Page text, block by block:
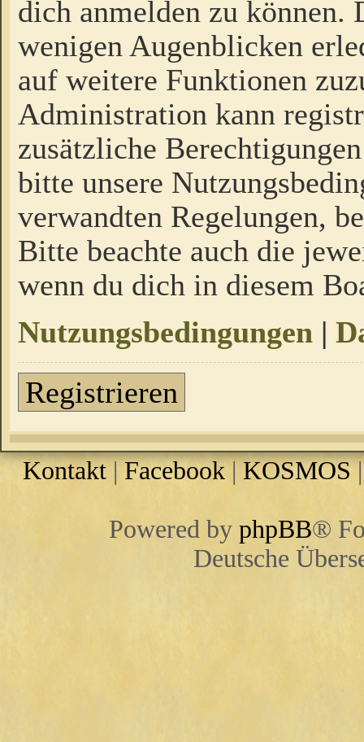
dich anmelden zu
wenigen Augenblicken
auf weitere Funktionen
Administration kann
zusätzliche
bitte unsere
verwandten Regelungen,
Bitte beachte auch die
wenn du dich in diesem
Nutzungsbedingungen |
Registrieren
Kontakt | Facebook |KOSMOS
Powered by phpBB®
Deutsche